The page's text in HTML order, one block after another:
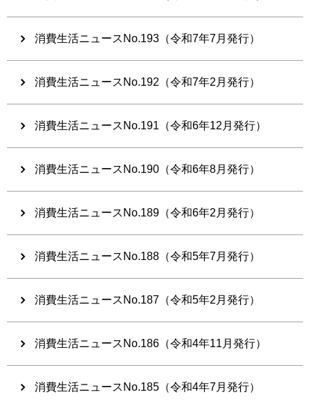
消費生活ニュースNo.193（令和7年7月発行）
消費生活ニュースNo.192（令和7年2月発行）
消費生活ニュースNo.191（令和6年12月発行）
消費生活ニュースNo.190（令和6年8月発行）
消費生活ニュースNo.189（令和6年2月発行）
消費生活ニュースNo.188（令和5年7月発行）
消費生活ニュースNo.187（令和5年2月発行）
消費生活ニュースNo.186（令和4年11月発行）
消費生活ニュースNo.185（令和4年7月発行）